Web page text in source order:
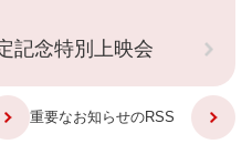
記念特別上映会
重要なお知らせのRSS